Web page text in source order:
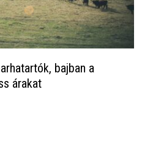
bajban a
árakat